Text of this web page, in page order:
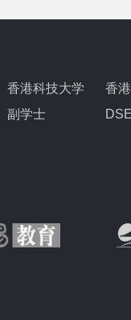
香港科技大学
香
副学士